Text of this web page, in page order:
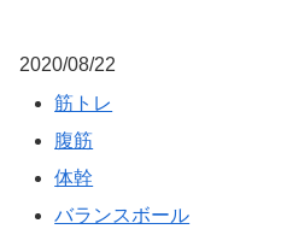
2020/08/22
筋トレ
腹筋
体幹
バランスボール